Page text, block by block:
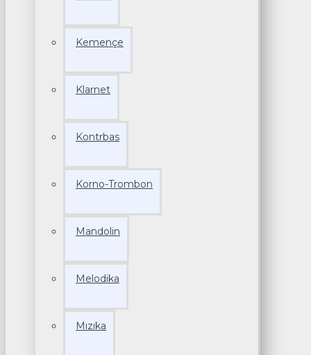
Kemençe
Klarnet
Kontrbas
Korno-Trombon
Mandolin
Melodika
Mızıka